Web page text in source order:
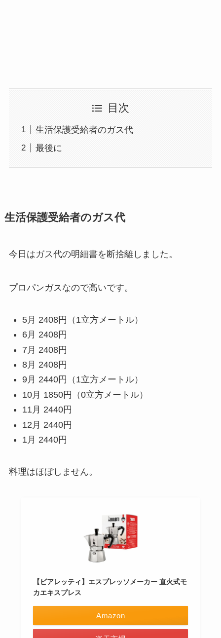
目次
生活保護受給者のガス代
最後に
生活保護受給者のガス代
今日はガス代の明細書を断捨離しました。
プロパンガスなので高いです。
5月 2408円（1立方メートル）
6月 2408円
7月 2408円
8月 2408円
9月 2440円（1立方メートル）
10月 1850円（0立方メートル）
11月 2440円
12月 2440円
1月 2440円
料理はほぼしません。
【ビアレッティ】エスプレッソメーカー 直火式モ
カエキスプレス
Amazon